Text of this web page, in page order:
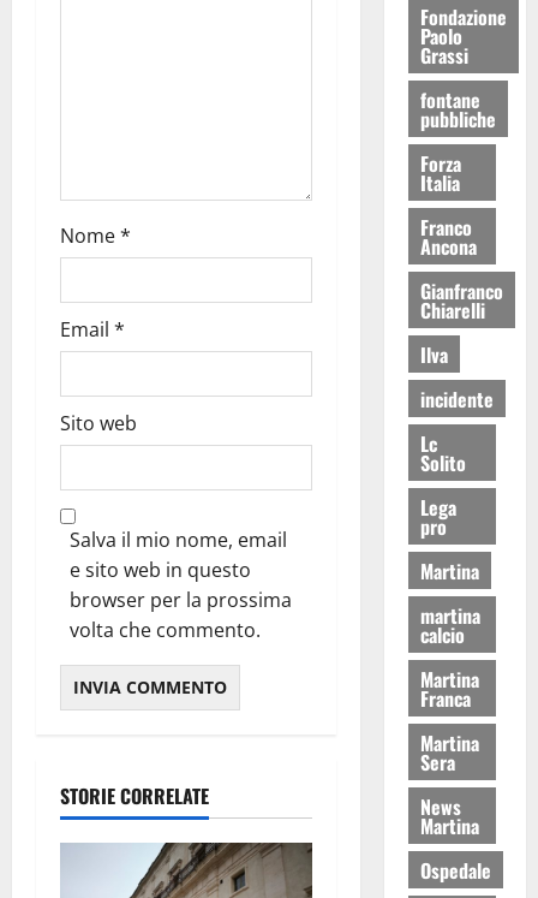
Nome*
Email *
Sito web
Salva il mio nome, email
e sito web in questo
browser per la prossima
volta che commento.
STORIE CORRELATE
Fondazione
Paolo
Grassi
fontane
pubbliche
Forza
Italia
Franco
Ancona
Gianfranco
Chiarelli
Ilva
incidente
Lc
Solito
Lega
pro
Martina
martina
calcio
Martina
Franca
Martina
Sera
News
Martina
Ospedale